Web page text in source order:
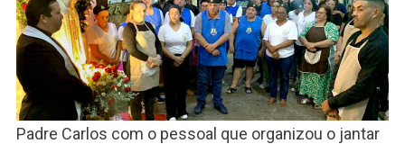
Padre Carlos com o pessoal que organizou o jantar